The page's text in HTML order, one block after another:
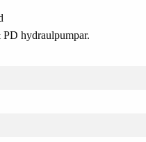
PD hydraulpumpar.